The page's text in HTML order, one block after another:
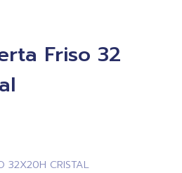
Friso 32
32X20H CRISTAL